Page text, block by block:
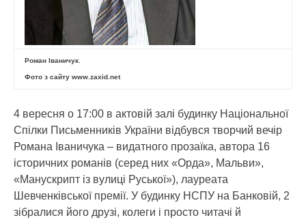
Роман Іваничук.
Фото з сайту www.zaxid.net
4 вересня о 17:00 в актовій залі будинку Національної
Спілки Письменників України відбувся творчий вечір
Романа Іваничука – видатного прозаїка, автора 16
історичних романів (серед них «Орда», Мальви»,
«Манускрипт із вулиці Руської»), лауреата
Шевченківської премії. У будинку НСПУ на Банковій, 2
зібралися його друзі, колеги і просто читачі й